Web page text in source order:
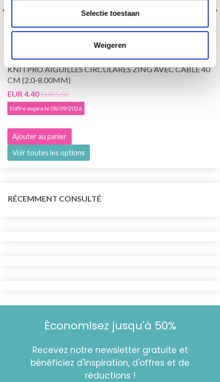
Selectie toestaan
Weigeren
KNITPRO AIGUILLES CIRCULARES ZING AVEC CÂBLE 40
CM (2.0-8.00MM)
EUR 4.40EUR 5.50
L'offre expire le 08/09/2026
Ajouter au panier
Voir toutes les options
RÉCEMMENT CONSULTÉ
Économisez jusqu'à 50%
Recevez notre newsletter gratuite et
bénéficiez d'inspiration, d'offres et de
réductions !